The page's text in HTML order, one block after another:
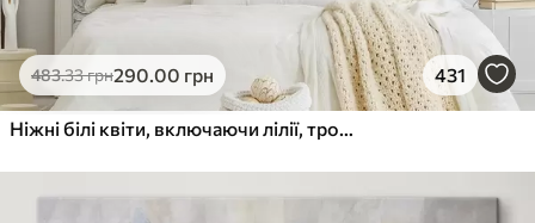
483.33грн290.00 грн 431
Ніжні білі квіти, включаючи лілії, троянди та інші квіти з м'якими, оксамитовими пелюстками